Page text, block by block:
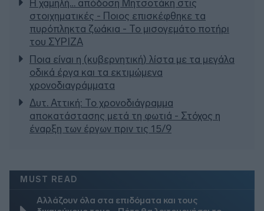
Η χαμηλή… απόδοση Μητσοτάκη στις
στοιχηματικές - Ποιος επισκέφθηκε τα
πυρόπληκτα ζωάκια - Το μισογεμάτο ποτήρι
του ΣΥΡΙΖΑ
Ποια είναι η (κυβερνητική) λίστα με τα μεγάλα
οδικά έργα και τα εκτιμώμενα
χρονοδιαγράμματα
Δυτ. Αττική: Το χρονοδιάγραμμα
αποκατάστασης μετά τη φωτιά - Στόχος η
έναρξη των έργων πριν τις 15/9
MUST READ
Αλλάζουν όλα στα επιδόματα και τους